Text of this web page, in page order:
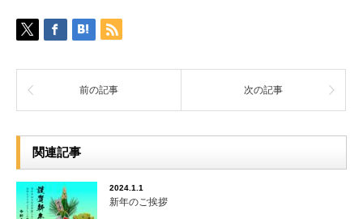
前の記事 次の記事
関連記事
2024.1.1
新年のご挨拶